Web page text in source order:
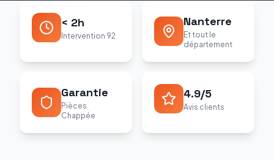
< 2h
Intervention 92
Nanterre
Et tout le
département
Garantie
Pièces
Chappée
4.9/5
Avis clients